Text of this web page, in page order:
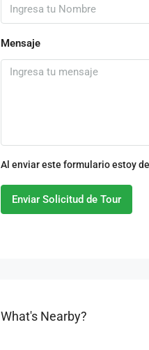
Mensaje
Al enviar este formulario estoy
Enviar Solicitud de Tour
What's Nearby?